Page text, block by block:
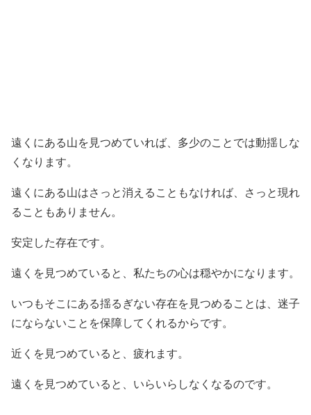
遠くにある山を見つめていれば、多少のことでは動揺しな
くなります。
遠くにある山はさっと消えることもなければ、さっと現れ
ることもありません。
安定した存在です。
遠くを見つめていると、私たちの心は穏やかになります。
いつもそこにある揺るぎない存在を見つめることは、迷子
にならないことを保障してくれるからです。
近くを見つめていると、疲れます。
遠くを見つめていると、いらいらしなくなるのです。